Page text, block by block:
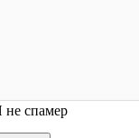
спамер
не спамер